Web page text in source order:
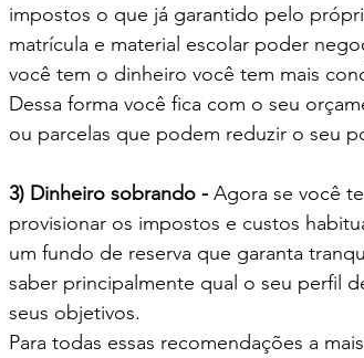
impostos o que já garantido pelo
matrícula e material escolar poder
você tem o dinheiro você tem mais
Dessa forma você fica com o seu
ou parcelas que podem reduzir o seu
3) Dinheiro sobrando - Agora se você
provisionar os impostos e custos
um fundo de reserva que garanta
saber principalmente qual o seu perfil
seus objetivos.
Para todas essas recomendações a